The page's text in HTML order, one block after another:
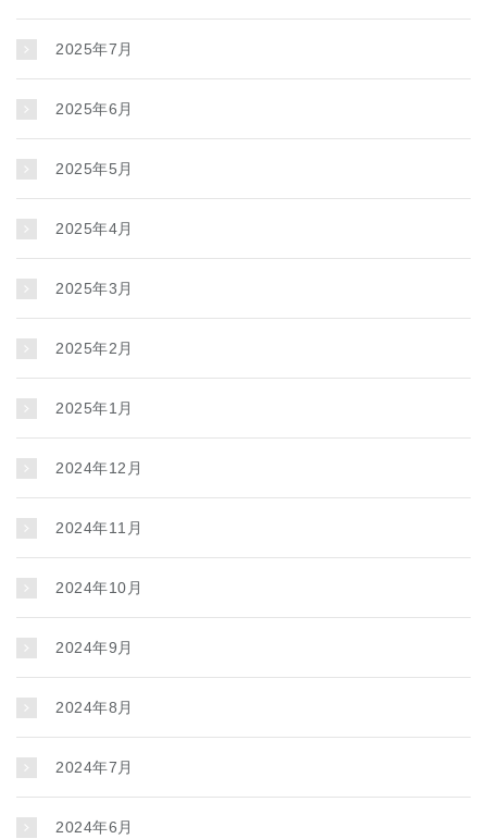
2025年7月
2025年6月
2025年5月
2025年4月
2025年3月
2025年2月
2025年1月
2024年12月
2024年11月
2024年10月
2024年9月
2024年8月
2024年7月
2024年6月